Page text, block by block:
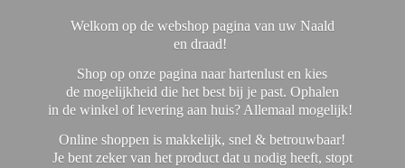
Welkom op de webshop pagina van uw Naald
en draad!
Shop op onze pagina naar hartenlust en kies
de mogelijkheid die het best bij je past. Ophalen
in de winkel of levering aan huis? Allemaal mogelijk!
Online shoppen is makkelijk, snel & betrouwbaar!
Je bent zeker van het product dat u nodig heeft, stopt